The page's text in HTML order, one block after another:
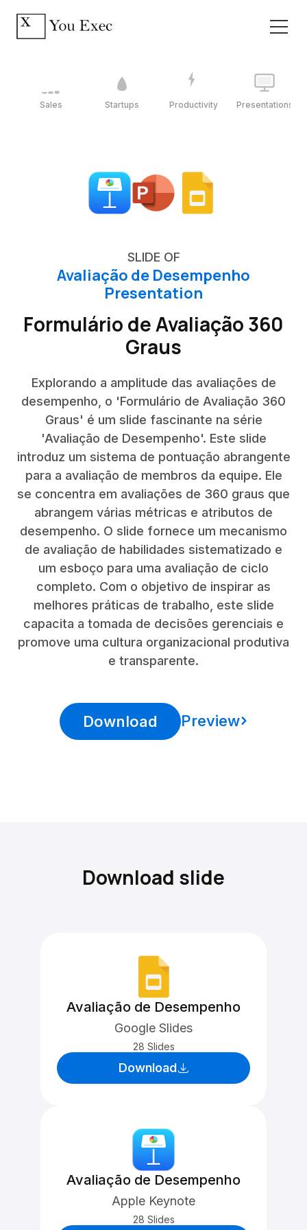
Sales Startups Productivity Presentations
SLIDE OF
Avaliação de Desempenho
Presentation
Formulário de Avaliação 360
Graus
Explorando a amplitude das avaliações de
desempenho, o 'Formulário de Avaliação 360
Graus' é um slide fascinante na série
'Avaliação de Desempenho'. Este slide
introduz um sistema de pontuação abrangente
para a avaliação de membros da equipe. Ele
se concentra em avaliações de 360 graus que
abrangem várias métricas e atributos de
desempenho. O slide fornece um mecanismo
de avaliação de habilidades sistematizado e
um esboço para uma avaliação de ciclo
completo. Com o objetivo de inspirar as
melhores práticas de trabalho, este slide
capacita a tomada de decisões gerenciais e
promove uma cultura organizacional produtiva
e transparente.
Download Preview
Download slide
Avaliação de Desempenho
Google Slides
28 Slides
Download
Avaliação de Desempenho
Apple Keynote
28 Slides